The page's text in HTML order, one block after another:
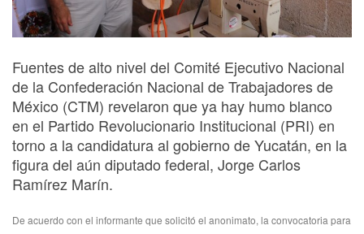
Fuentes de alto nivel del Comité Ejecutivo Nacional
de la Confederación Nacional de Trabajadores de
México (CTM) revelaron que ya hay humo blanco
en el Partido Revolucionario Institucional (PRI) en
torno a la candidatura al gobierno de Yucatán, en la
figura del aún diputado federal, Jorge Carlos
Ramírez Marín.
De acuerdo con el informante que solicitó el anonimato, la convocatoria para